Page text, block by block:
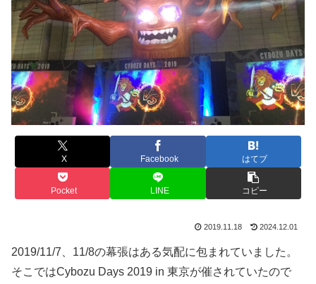
X Facebook はてブ
Pocket LINE コピー
2019.11.18 2024.12.01
2019/11/7、11/8の幕張はある気配に包まれていました。
そこではCybozu Days 2019 in 東京が催されていたので